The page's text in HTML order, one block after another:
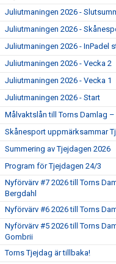
Juliutmaningen 2026 -
Juliutmaningen 2026 -
Juliutmaningen 2026 - InPadel
Juliutmaningen 2026 - Vecka 2
Juliutmaningen 2026 - Vecka 1
Juliutmaningen 2026 - Start
Målvaktslån till Torns Damlag
Skånesport uppmärksammar
Summering av Tjejdagen 2026
Program för Tjejdagen 24/3
Nyförvärv #7 2026 till Torns
Bergdahl
Nyförvärv #6 2026 till Torns
Nyförvärv #5 2026 till Torns
Gombrii
Torns Tjejdag är tillbaka!